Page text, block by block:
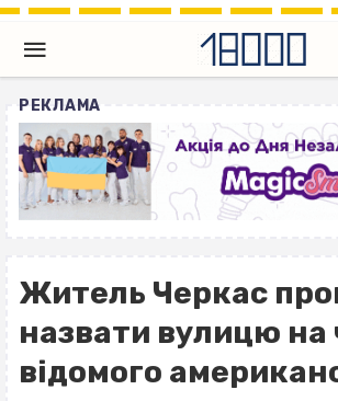
РЕКЛАМА
Житель Черкас
назвати вулицю на
відомого